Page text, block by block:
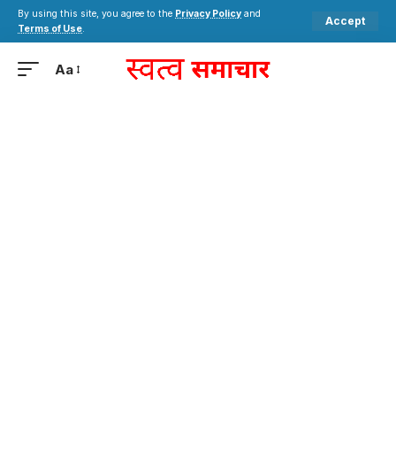
By using this site, you agree to the Privacy Policy and
Terms of Use.
Accept
Aa